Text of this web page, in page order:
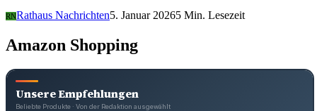
RNRathaus Nachrichten5. Januar 20265 Min. Lesezeit
Amazon Shopping
Unsere Empfehlungen
Beliebte Produkte · Von der Redaktion ausgewählt